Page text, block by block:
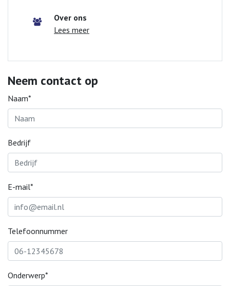
Over ons
Lees meer
Neem contact op
Naam*
Bedrijf
E-mail*
Telefoonnummer
Onderwerp*